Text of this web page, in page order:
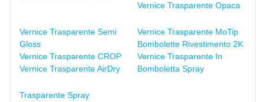
Vernice Trasparente Opaca
Vernice Trasparente Semi
Gloss
Vernice Trasparente CROP
Vernice Trasparente AirDry
Vernice Trasparente MoTip
Bombolette Rivestimento 2K
Vernice Trasparente In
Bomboletta Spray
Trasparente Spray